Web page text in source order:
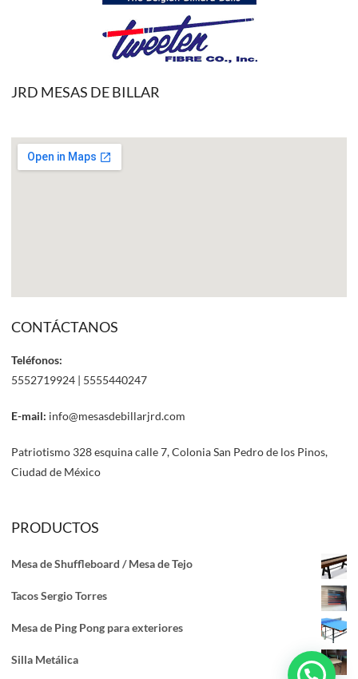
JRD MESAS DE BILLAR
CONTÁCTANOS
Teléfonos:
5552719924 | 5555440247
E-mail: info@mesasdebillarjrd.com
Patriotismo 328 esquina calle 7, Colonia San Pedro de los Pinos,
Ciudad de México
PRODUCTOS
Mesa de Shuffleboard / Mesa de Tejo
Tacos Sergio Torres
Mesa de Ping Pong para exteriores
Silla Metálica
¡Solicita Informes de la Mesa de Billar u